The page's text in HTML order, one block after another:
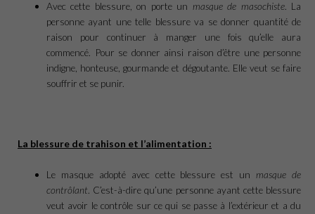
Avec cette blessure, on porte un masque de masochiste. La
personne ayant une telle blessure va se donner quantité de
raison pour continuer à manger une fois qu’elle aura
commencé. Pour se donner ainsi raison d’être une personne
indigne, honteuse, gourmande et dégoutante. Elle veut se faire
souffrir et se punir.
La blessure de trahison et l’alimentation :
Le masque adopté avec cette blessure est un masque de
contrôlant . C’est-à-dire qu’une personne ayant cette blessure
veut avoir le contrôle sur ce qui se passe à l’extérieur et a du